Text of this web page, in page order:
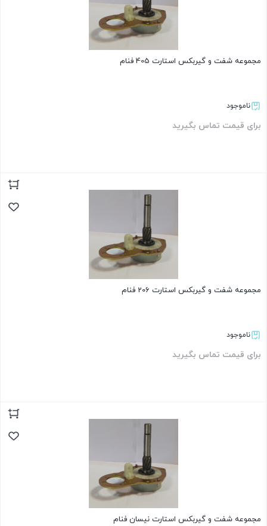
مجموعه شفت و گیربکس استارت 405 فنام
ناموجود
برای قیمت تماس بگیرید
مجموعه شفت و گیربکس استارت 206 فنام
ناموجود
برای قیمت تماس بگیرید
مجموعه شفت و گیربکس استارت نیسان فنام